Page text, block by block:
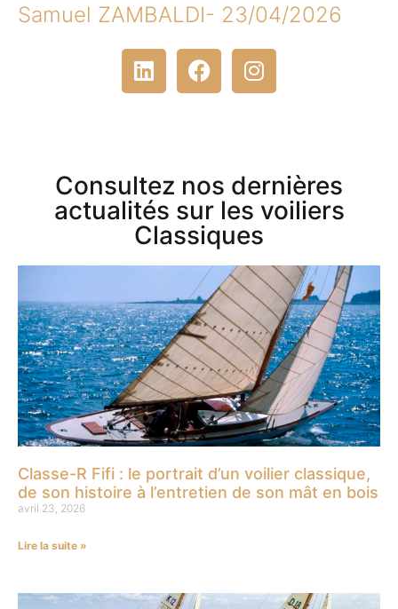
Samuel ZAMBALDI- 23/04/2026
Consultez nos dernières
actualités sur les voiliers
Classiques
Classe-R Fifi : le portrait d’un voilier classique,
de son histoire à l’entretien de son mât en bois
avril 23, 2026
Lire la suite »